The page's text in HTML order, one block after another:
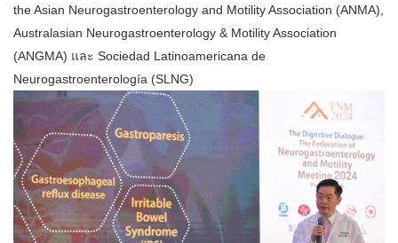
the Asian Neurogastroenterology and Motility Association (ANMA),
Australasian Neurogastroenterology & Motility Association
(ANGMA) และ Sociedad Latinoamericana de
Neurogastroenterología (SLNG)